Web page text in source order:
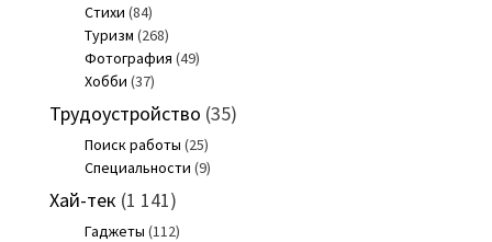
Стихи (84)
Туризм (268)
Фотография (49)
Хобби (37)
Трудоустройство (35)
Поиск работы (25)
Специальности (9)
Хай-тек (1 141)
Гаджеты (112)